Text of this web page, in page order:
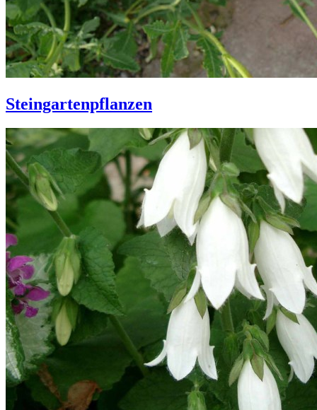
Steingartenpflanzen